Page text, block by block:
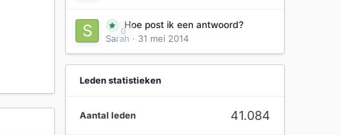
0
Hoe post ik een antwoord?
Sarah · 31 mei 2014
Leden statistieken
Aantal leden 41.084